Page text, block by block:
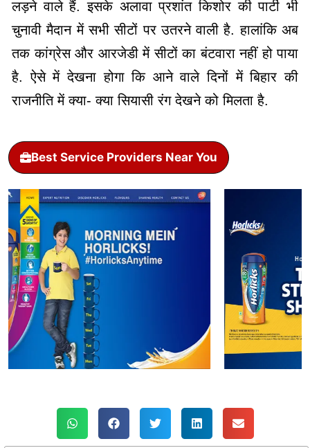
लड़ने वाले हैं. इसके अलावा प्रशांत किशोर की पार्टी भी
चुनावी मैदान में सभी सीटों पर उतरने वाली है. हालांकि अब
तक कांग्रेस और आरजेडी में सीटों का बंटवारा नहीं हो पाया
है. ऐसे में देखना होगा कि आने वाले दिनों में बिहार की
राजनीति में क्या- क्या सियासी रंग देखने को मिलता है.
Best Service Providers Near You